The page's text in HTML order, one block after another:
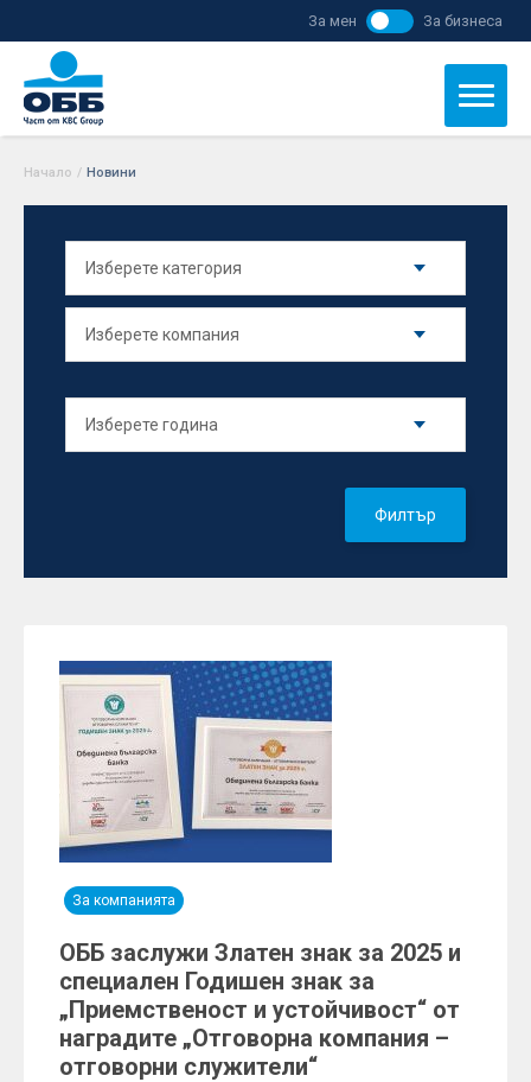
За мен За бизнеса
Начало / Новини
Филтър
За компанията
ОББ заслужи Златен знак за 2025 и
специален Годишен знак за
„Приемственост и устойчивост“ от
наградите „Отговорна компания –
отговорни служители“